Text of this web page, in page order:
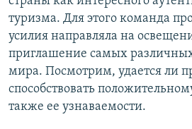
туризма. Для этого команда
усилия направляла на
приглашение самых
мира. Посмотрим, удается ли
способствовать
также ее узнаваемости.